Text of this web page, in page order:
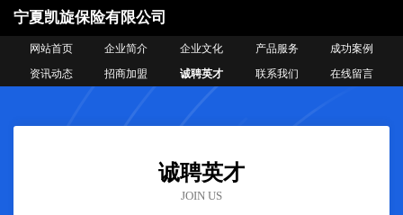
宁夏凯旋保险有限公司
网站首页 企业简介 企业文化 产品服务
成功案例
资讯动态
招商加盟 诚聘英才 联系我们 在线留言
诚聘英才
JOIN US